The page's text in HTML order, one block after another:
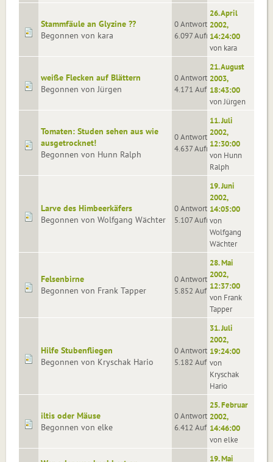
Stammfäule an Glyzine ??
Begonnen von kara
0 Antworten
6.097 Aufrufe
26. April
2002,
14:24:00
von kara
weiße Flecken auf Blättern
Begonnen von Jürgen
0 Antworten
4.171 Aufrufe
21. August
2003,
18:43:00
von Jürgen
Tomaten: Studen sehen aus wie
ausgetrocknet!
Begonnen von Hunn Ralph
0 Antworten
4.637 Aufrufe
11. Juli
2002,
12:30:00
von Hunn
Ralph
Larve des Himbeerkäfers
Begonnen von Wolfgang Wächter
0 Antworten
5.107 Aufrufe
19. Juni
2002,
14:05:00
von
Wolfgang
Wächter
Felsenbirne
Begonnen von Frank Tapper
0 Antworten
5.852 Aufrufe
28. Mai
2002,
12:37:00
von Frank
Tapper
Hilfe Stubenfliegen
Begonnen von Kryschak Hario
0 Antworten
5.182 Aufrufe
31. Juli
2002,
19:24:00
von
Kryschak
Hario
iltis oder Mäuse
Begonnen von elke
0 Antworten
6.412 Aufrufe
25. Februar
2002,
14:46:00
von elke
19. Mai